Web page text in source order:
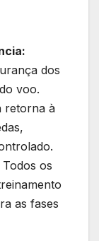
dos
voo.
retorna à
Todos os
as fases